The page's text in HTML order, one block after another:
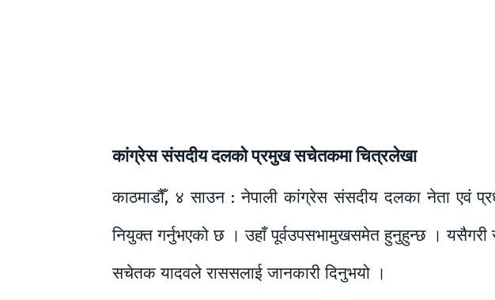
कांग्रेस संसदीय दलको प्रमुख सचेतकमा चित्रलेखा
काठमाडौँ, ४ साउन : नेपाली कांग्रेस संसदीय दलका नेता एवं
नियुक्त गर्नुभएको छ । उहाँ पूर्वउपसभामुखसमेत हुनुहुन्छ । यसैगरी
सचेतक यादवले राससलाई जानकारी दिनुभयो ।